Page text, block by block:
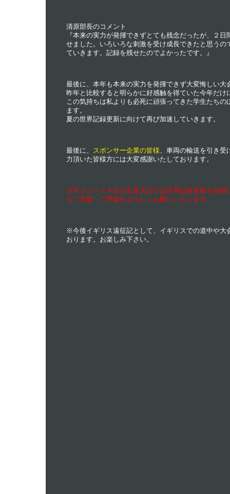
清原部長のコメント
『本来の実力が発揮できずとても残念だったが、２
せました。いろいろな刺激を受け成長できたと思うの
ていきます。記録を残せたのでよかったです。』
最後に、本年も本来の実力を発揮できず大変悔しい大
昨年と比較すると明らかに好感触を得ていた今年だけ
この気持ちは私よりも必死に頑張ってきた学生たちの
ます。
夏の世界記録更新に向けて再び加速していきます。
最後に、 スポンサー企業の皆様、車両の輸送を引き受
力頂いた皆様方には大変感謝いたしております。
８月２３～２４日の広島大会では世界記録更新を目標
もご支援・ご声援をよろしくお願いいたします。
※今後イギリス遠征記として、イギリスでの道中や大
おります。お楽しみ下さい。